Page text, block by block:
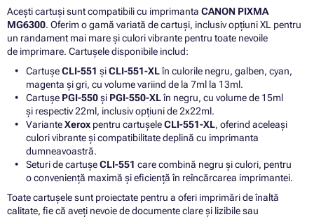
Acești cartuși sunt compatibili cu imprimanta CANON PIXMA
MG6300. Oferim o gamă variată de cartuși, inclusiv opțiuni XL pentru
un randament mai mare și culori vibrante pentru toate nevoile
de imprimare. Cartușele disponibile includ:
CartușeCLI-551 șiCLI-551-XLîn culorile negru, galben, cyan,
magenta și gri, cu volume variind de la 7ml la 13ml.
Cartușe PGI-550și PGI-550-XLîn negru, cu volume de 15ml
și respectiv 22ml, inclusiv opțiuni de 2x22ml.
VarianteXerox pentru cartușeleCLI-551-XL, oferind aceleași
culori vibrante și compatibilitate deplină cu imprimanta
dumneavoastră.
Seturi de cartușeCLI-551 care combină negru și culori, pentru
o conveniență maximă și eficiență în reîncărcarea imprimantei.
Toate cartușele sunt proiectate pentru a oferi imprimări de înaltă
calitate, fie că aveți nevoie de documente clare și lizibile sau